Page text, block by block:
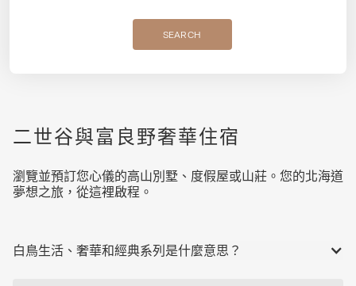
SEARCH
二世谷與富良野奢華住宿
瀏覽並預訂您心儀的高山別墅、度假屋或山莊。您的北海道
夢想之旅，從這裡啟程。
白鳥生活、奢華和經典系列是什麼意思？